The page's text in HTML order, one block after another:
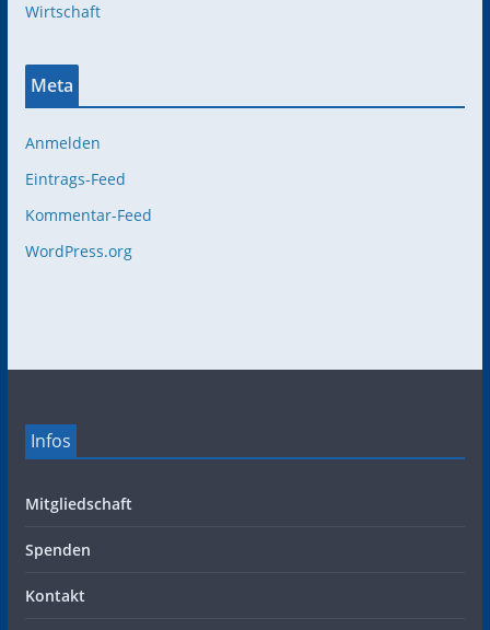
Wirtschaft
Meta
Anmelden
Eintrags-Feed
Kommentar-Feed
WordPress.org
Infos
Mitgliedschaft
Spenden
Kontakt